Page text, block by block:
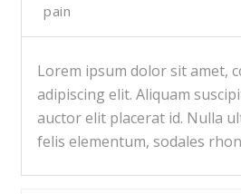
pain
Lorem ipsum dolor sit amet,
adipiscing elit. Aliquam
auctor elit placerat id. Nulla
felis elementum, sodales